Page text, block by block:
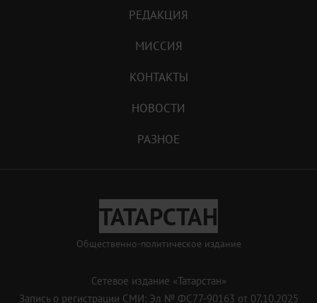
РЕДАКЦИЯ
МИССИЯ
КОНТАКТЫ
НОВОСТИ
РАЗНОЕ
ТАТАРСТАН
Общественно-политическое издание
Сетевое издание «Татарстан»
Запись о регистрации СМИ: Эл № ФС77-90163 от 07.10.2025